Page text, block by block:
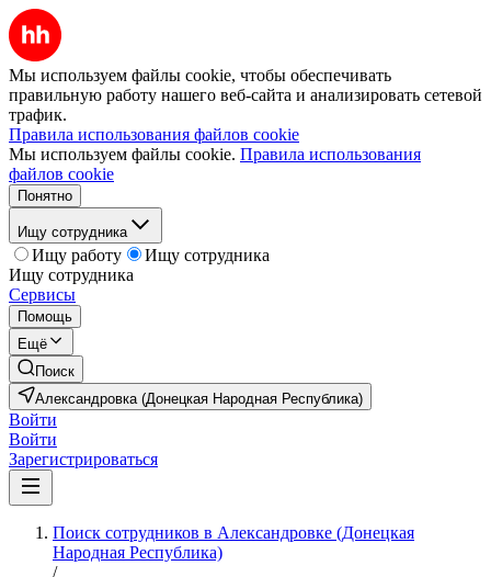
Мы используем файлы cookie, чтобы обеспечивать
правильную работу нашего веб-сайта и анализировать сетевой
трафик.
Правила использования файлов cookie
Мы используем файлы cookie. Правила использования
файлов cookie
Понятно
Ищу сотрудника
Ищу работу
Ищу сотрудника
Ищу сотрудника
Сервисы
Помощь
Ещё
Поиск
Александровка (Донецкая Народная Республика)
Войти
Войти
Зарегистрироваться
Поиск сотрудников в Александровке (Донецкая
Народная Республика)
/